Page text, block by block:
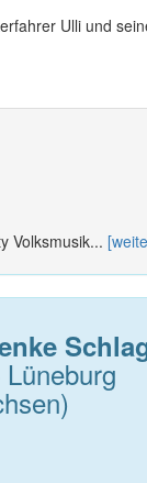
Ulli und
Volksmusik...